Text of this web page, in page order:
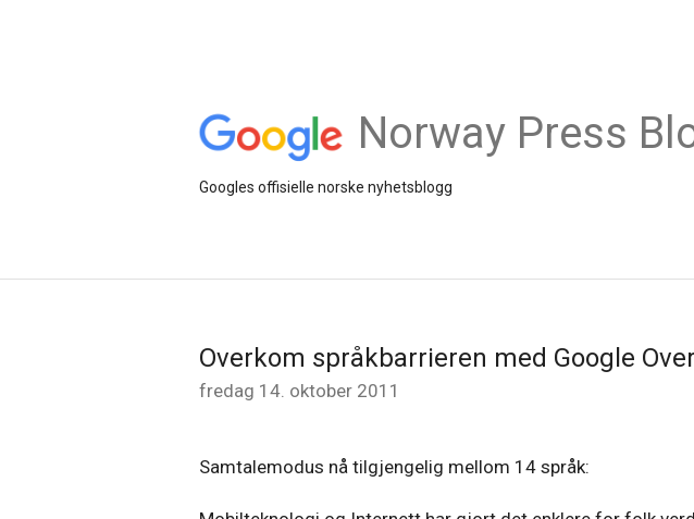
Norway Press
Googles offisielle norske nyhetsblogg
Overkom språkbarrieren med Google
fredag 14. oktober 2011
Samtalemodus nå tilgjengelig mellom 14 språk: